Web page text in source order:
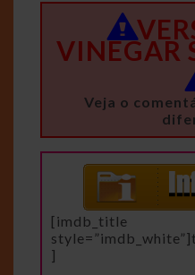
VINEGAR
Veja o
[imdb_title
]